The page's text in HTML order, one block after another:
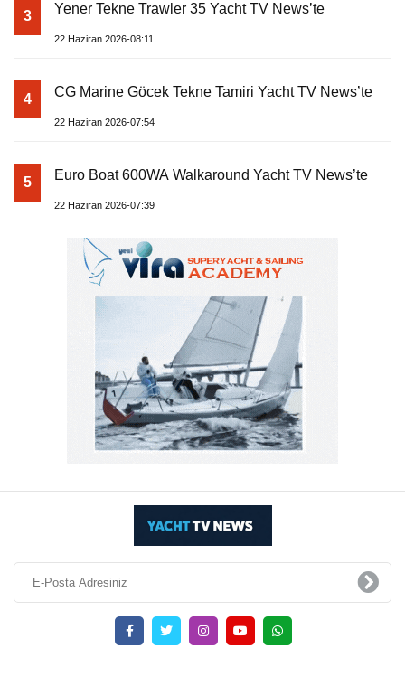
3 Yener Tekne Trawler 35 Yacht TV News’te
22 Haziran 2026-08:11
4 CG Marine Göcek Tekne Tamiri Yacht TV News’te
22 Haziran 2026-07:54
5 Euro Boat 600WA Walkaround Yacht TV News’te
22 Haziran 2026-07:39